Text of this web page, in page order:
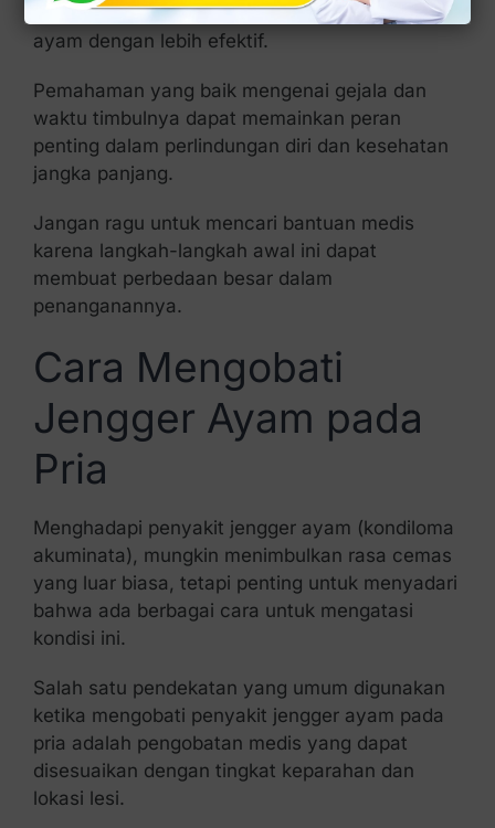
mendeteksi dan mengobati penyakit jengger
ayam dengan lebih efektif.
Pemahaman yang baik mengenai gejala dan
waktu timbulnya dapat memainkan peran
penting dalam perlindungan diri dan kesehatan
jangka panjang.
Jangan ragu untuk mencari bantuan medis
karena langkah-langkah awal ini dapat
membuat perbedaan besar dalam
penanganannya.
Cara Mengobati
Jengger Ayam pada
Pria
Menghadapi penyakit jengger ayam (kondiloma
akuminata), mungkin menimbulkan rasa cemas
yang luar biasa, tetapi penting untuk menyadari
bahwa ada berbagai cara untuk mengatasi
kondisi ini.
Salah satu pendekatan yang umum digunakan
ketika mengobati penyakit jengger ayam pada
pria adalah pengobatan medis yang dapat
disesuaikan dengan tingkat keparahan dan
lokasi lesi.